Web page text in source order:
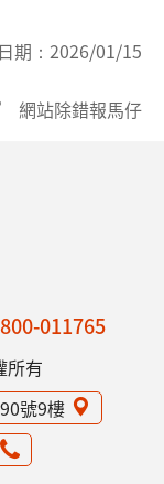
期： 2026/01/15
網站除錯報馬仔
011765
所有
號9樓